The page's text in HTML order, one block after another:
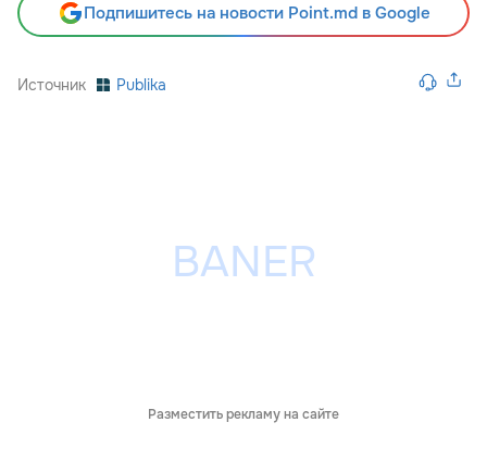
Подпишитесь на новости Point.md в Google
Источник Publika
Разместить рекламу на сайте